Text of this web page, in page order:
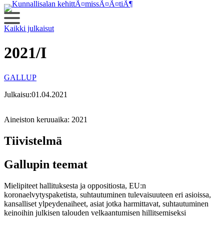
Siirry
sisältöön
Kaikki julkaisut
2021/I
GALLUP
Julkaisu:01.04.2021
Aineiston keruuaika: 2021
Tiivistelmä
Gallupin teemat
Mielipiteet hallituksesta ja oppositiosta, EU:n
koronaelvytyspaketista, suhtautuminen tulevaisuuteen eri asioissa,
kansalliset ylpeydenaiheet, asiat jotka harmittavat, suhtautuminen
keinoihin julkisen talouden velkaantumisen hillitsemiseksi